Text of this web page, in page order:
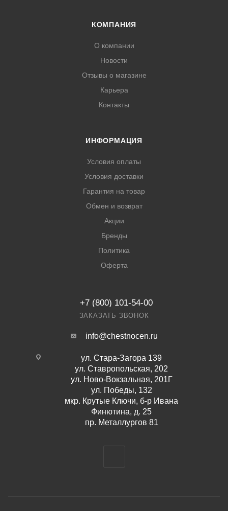
КОМПАНИЯ
О компании
Новости
Отзывы о магазине
Карьера
Контакты
ИНФОРМАЦИЯ
Условия оплаты
Условия доставки
Гарантия на товар
Обмен и возврат
Акции
Бренды
Политика
Оферта
+7 (800) 101-54-00
ЗАКАЗАТЬ ЗВОНОК
info@chestnocen.ru
ул. Стара-Загора 139
ул. Ставропольская, 202
ул. Ново-Вокзальная, 201Г
ул. Победы, 132
мкр. Крутые Ключи, б-р Ивана
Финютина, д. 25
пр. Металлургов 81